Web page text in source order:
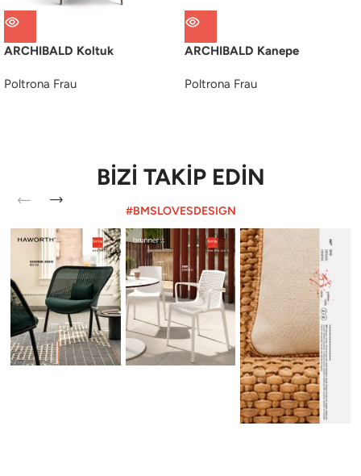
ARCHIBALD Koltuk
Poltrona Frau
ARCHIBALD Kanepe
Poltrona Frau
BİZİ TAKİP EDİN
#BMSLOVESDESIGN